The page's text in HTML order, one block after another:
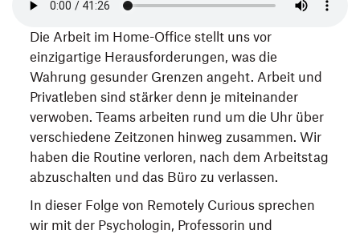
Die Arbeit im Home-Office stellt uns vor
einzigartige Herausforderungen, was die
Wahrung gesunder Grenzen angeht. Arbeit und
Privatleben sind stärker denn je miteinander
verwoben. Teams arbeiten rund um die Uhr über
verschiedene Zeitzonen hinweg zusammen. Wir
haben die Routine verloren, nach dem Arbeitstag
abzuschalten und das Büro zu verlassen.
In dieser Folge von Remotely Curious sprechen
wir mit der Psychologin, Professorin und